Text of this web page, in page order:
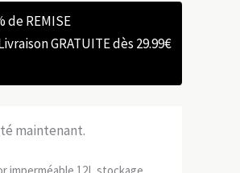
de REMISE
GRATUITE dès 29.99€
maintenant.